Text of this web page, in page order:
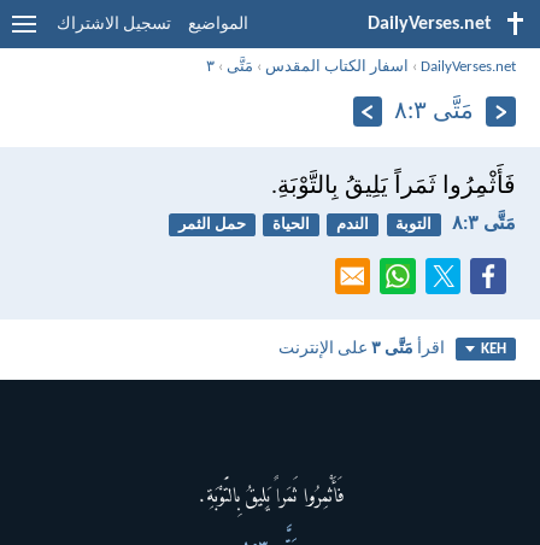
DailyVerses.net المواضيع تسجيل الاشتراك
DailyVerses.net
› اسفار الكتاب المقدس › مَتَّى ›٣
مَتَّى ٣:‏٨
فَأَثْمِرُوا ثَمَراً يَلِيقُ بِالتَّوْبَةِ.
مَتَّى ٣:‏٨ التوبة الندم الحياة حمل الثمر
KEH اقرأ مَتَّى ٣ على الإنترنت